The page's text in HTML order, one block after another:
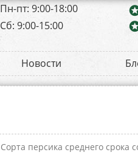
Пн-пт: 9:00-18:00
Сб: 9:00-15:00
Новости
Сорта персика среднего срока